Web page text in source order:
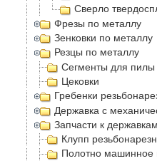
Сверло
Фрезы по металлу
Зенковки по металлу
Резцы по металлу
Сегменты для пилы
Цековки
Гребенки
Державка с
Запчасти к
Клупп
Полотно машинное